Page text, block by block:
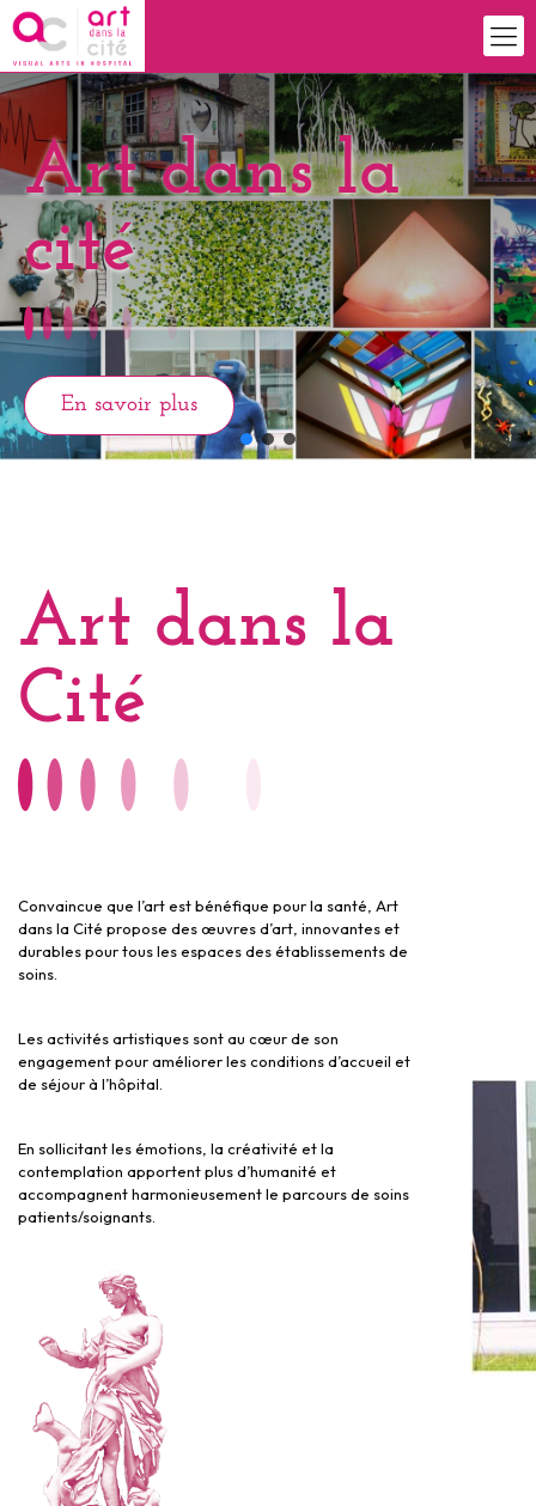
Art dans la
cité
En savoir plus
Art dans la
Cité
Convaincue que l’art est bénéfique pour la santé, Art
dans la Cité propose des œuvres d’art, innovantes et
durables pour tous les espaces des établissements de
soins.
Les activités artistiques sont au cœur de son
engagement pour améliorer les conditions d’accueil et
de séjour à l’hôpital.
En sollicitant les émotions, la créativité et la
contemplation apportent plus d’humanité et
accompagnent harmonieusement le parcours de soins
patients/soignants.